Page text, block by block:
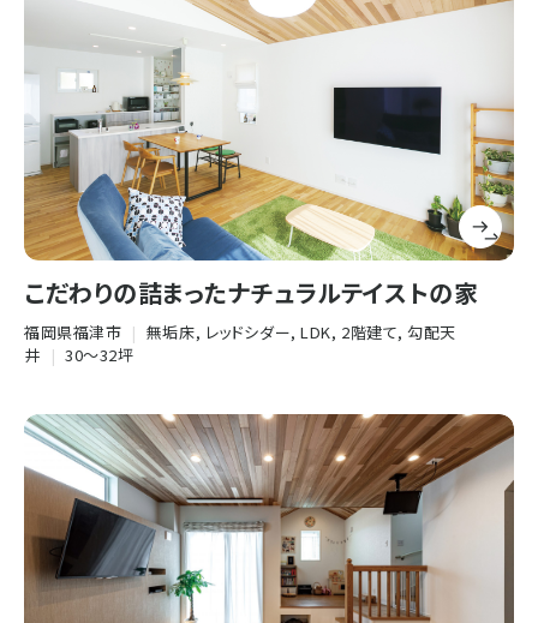
こだわりの詰まったナチュラルテイストの家
福岡県福津市 | 無垢床, レッドシダー, LDK, 2階建て, 勾配天
井 | 30〜32坪